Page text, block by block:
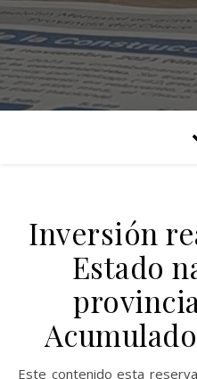
Inversión
Estado
Este contenido esta